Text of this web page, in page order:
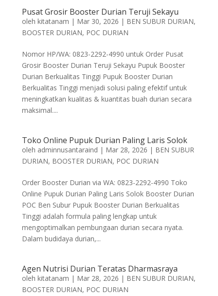
Pusat Grosir Booster Durian Teruji Sekayu
oleh kitatanam | Mar 30, 2026 | BEN SUBUR DURIAN,
BOOSTER DURIAN, POC DURIAN
Nomor HP/WA: 0823-2292-4990 untuk Order Pusat
Grosir Booster Durian Teruji Sekayu Pupuk Booster
Durian Berkualitas Tinggi Pupuk Booster Durian
Berkualitas Tinggi menjadi solusi paling efektif untuk
meningkatkan kualitas & kuantitas buah durian secara
maksimal....
Toko Online Pupuk Durian Paling Laris Solok
oleh adminnusantaraind | Mar 28, 2026 | BEN SUBUR
DURIAN, BOOSTER DURIAN, POC DURIAN
Order Booster Durian via WA: 0823-2292-4990 Toko
Online Pupuk Durian Paling Laris Solok Booster Durian
POC Ben Subur Pupuk Booster Durian Berkualitas
Tinggi adalah formula paling lengkap untuk
mengoptimalkan pembungaan durian secara nyata.
Dalam budidaya durian,...
Agen Nutrisi Durian Teratas Dharmasraya
oleh kitatanam | Mar 28, 2026 | BEN SUBUR DURIAN,
BOOSTER DURIAN, POC DURIAN